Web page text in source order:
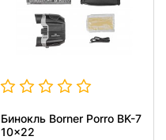
Бинокль Borner Porro BK-7
10x22